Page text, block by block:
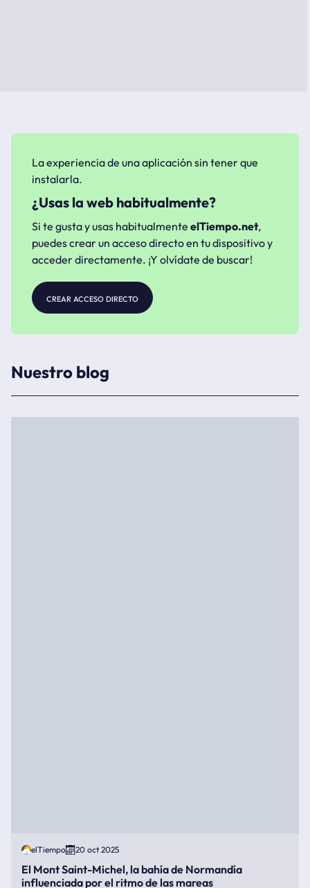
La experiencia de una aplicación sin tener que
instalarla.
¿Usas la web habitualmente?
Si te gusta y usas habitualmente elTiempo.net,
puedes crear un acceso directo en tu dispositivo y
acceder directamente. ¡Y olvídate de buscar!
crear acceso directo
Nuestro blog
elTiempo 20 oct 2025
El Mont Saint-Michel, la bahía de Normandía
influenciada por el ritmo de las mareas